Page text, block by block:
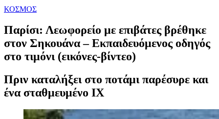
ΚΟΣΜΟΣ
Παρίσι: Λεωφορείο με επιβάτες βρέθηκε
στον Σηκουάνα – Εκπαιδευόμενος οδηγός
στο τιμόνι (εικόνες-βίντεο)
Πριν καταλήξει στο ποτάμι παρέσυρε και
ένα σταθμευμένο ΙΧ